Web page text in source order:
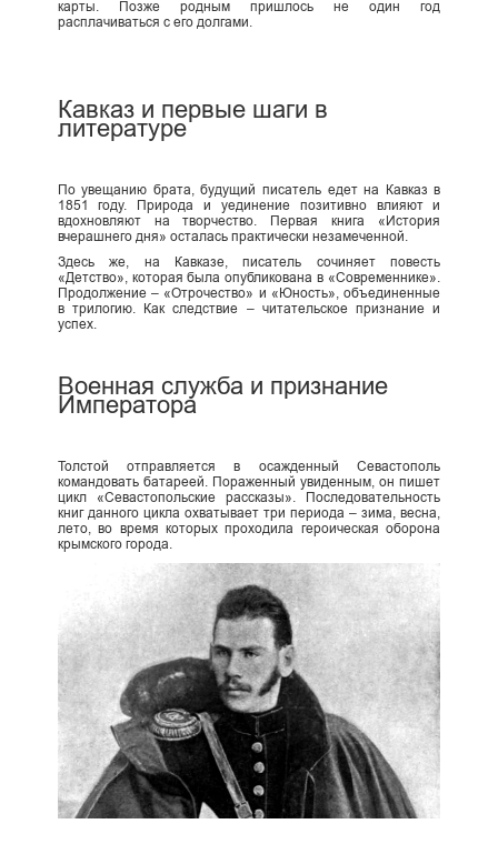
карты. Позже родным пришлось не один год
расплачиваться с его долгами.
Кавказ и первые шаги в
литературе
По увещанию брата, будущий писатель едет на Кавказ в
1851 году. Природа и уединение позитивно влияют и
вдохновляют на творчество. Первая книга «История
вчерашнего дня» осталась практически незамеченной.
Здесь же, на Кавказе, писатель сочиняет повесть
«Детство», которая была опубликована в «Современнике».
Продолжение – «Отрочество» и «Юность», объединенные
в трилогию. Как следствие – читательское признание и
успех.
Военная служба и признание
Императора
Толстой отправляется в осажденный Севастополь
командовать батареей. Пораженный увиденным, он пишет
цикл «Севастопольские рассказы». Последовательность
книг данного цикла охватывает три периода – зима, весна,
лето, во время которых проходила героическая оборона
крымского города.